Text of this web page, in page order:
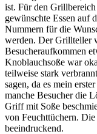
ist. Für den
gewünschte Essen auf
Nummern für die
werden. Der Grillteller
Besucheraufkommen
Knoblauchsoße war
teilweise stark
sagen, da es mein
manche Besucher die
Griff mit Soße
von Feuchttüchern. Die
beeindruckend.